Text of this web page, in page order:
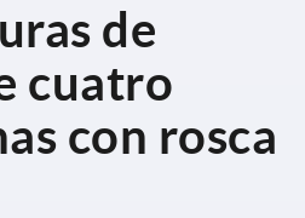
de
cuatro
con rosca